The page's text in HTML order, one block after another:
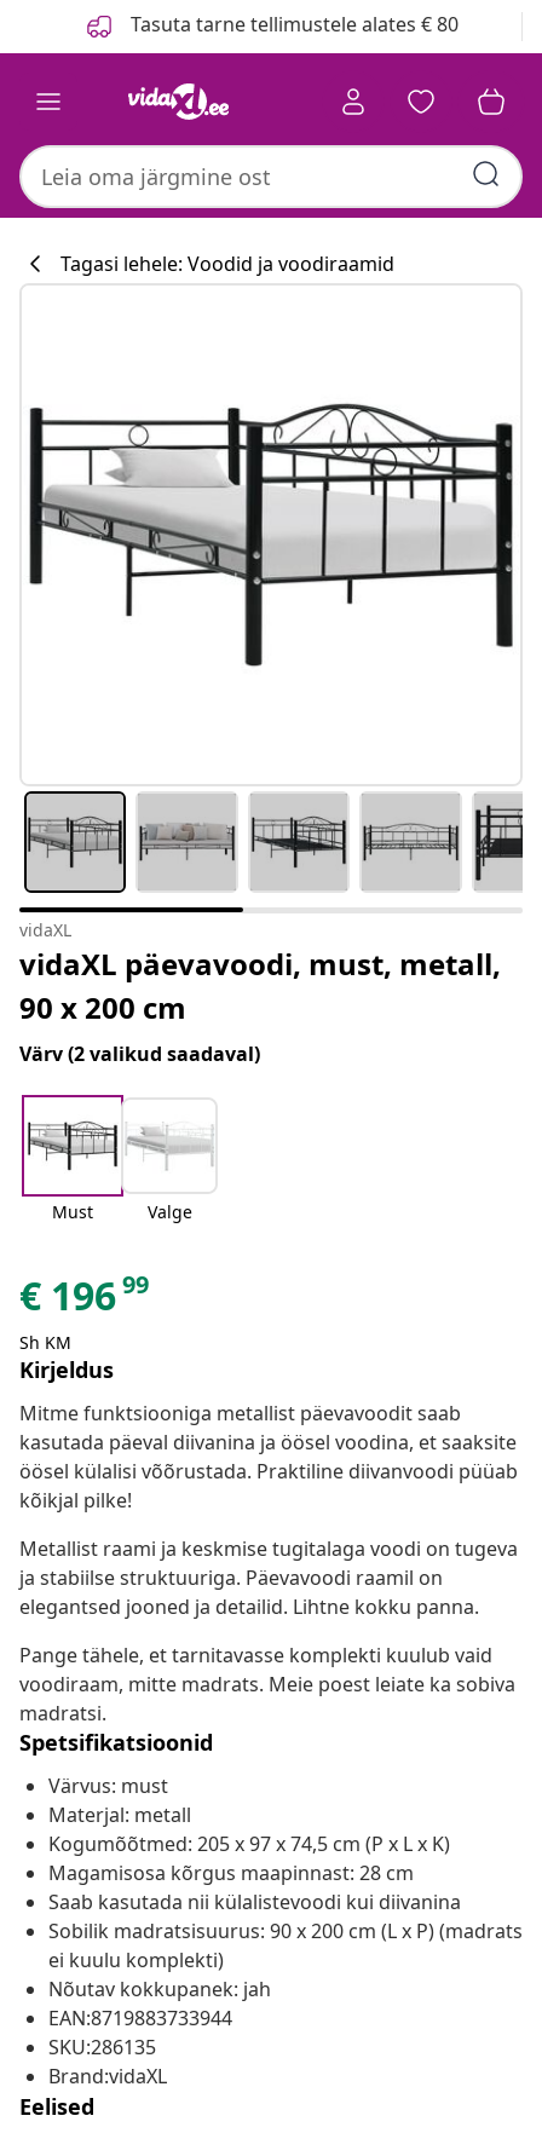
Tasuta tarne tellimustele alates € 80
#sharemevidaxl
Tagasi lehele: Voodid ja voodiraamid
vidaXL
vidaXL päevavoodi, must, metall,
90 x 200 cm
Värv(2 valikud saadaval)
Must Valge
€ 19699
Sh KM
Kirjeldus
Mitme funktsiooniga metallist päevavoodit saab
kasutada päeval diivanina ja öösel voodina, et saaksite
öösel külalisi võõrustada. Praktiline diivanvoodi püüab
kõikjal pilke!
Metallist raami ja keskmise tugitalaga voodi on tugeva
ja stabiilse struktuuriga. Päevavoodi raamil on
elegantsed jooned ja detailid. Lihtne kokku panna.
Pange tähele, et tarnitavasse komplekti kuulub vaid
voodiraam, mitte madrats. Meie poest leiate ka sobiva
madratsi.
Spetsifikatsioonid
Värvus: must
Materjal: metall
Kogumõõtmed: 205 x 97 x 74,5 cm (P x L x K)
Magamisosa kõrgus maapinnast: 28 cm
Saab kasutada nii külalistevoodi kui diivanina
Sobilik madratsisuurus: 90 x 200 cm (L x P) (madrats
ei kuulu komplekti)
Nõutav kokkupanek: jah
EAN:8719883733944
SKU:286135
Brand:vidaXL
Eelised